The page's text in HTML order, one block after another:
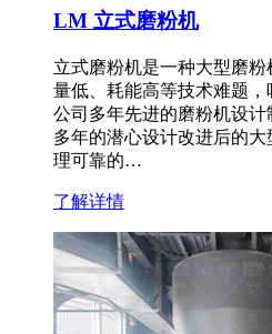
LM 立式磨粉机
立式磨粉机是一种大型磨
量低、耗能高等技术难题
公司多年先进的磨粉机设
多年的潜心设计改进后的
理可靠的…
了解详情